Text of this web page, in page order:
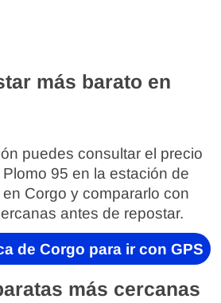
más barato en
puedes consultar el precio
95 en la estación de
Corgo y compararlo con
antes de repostar.
de Corgo para ir con GPS
más cercanas